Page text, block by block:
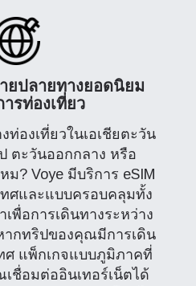
ยปลายทางยอดนิยม
รท่องเที่ยว
ท่องเที่ยวในเอเชียตะวัน
ตะวันออกกลาง หรือ
? Voye มีบริการ eSIM
ทศและแบบครอบคลุมทั้ง
พื่อการเดินทางระหว่าง
ากทริปของคุณมีการเดิน
ศ แพ็กเกจแบบภูมิภาคที่
ชื่อมต่ออินเทอร์เน็ตได้